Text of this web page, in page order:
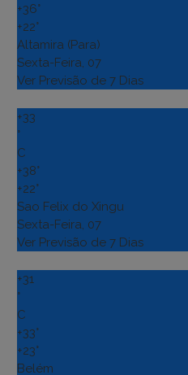
+36°
+22°
Altamira (Para)
Sexta-Feira, 07
Ver Previsão de 7 Dias
+33
°
C
+38°
+22°
Sao Felix do Xingu
Sexta-Feira, 07
Ver Previsão de 7 Dias
+31
°
C
+33°
+23°
Belém